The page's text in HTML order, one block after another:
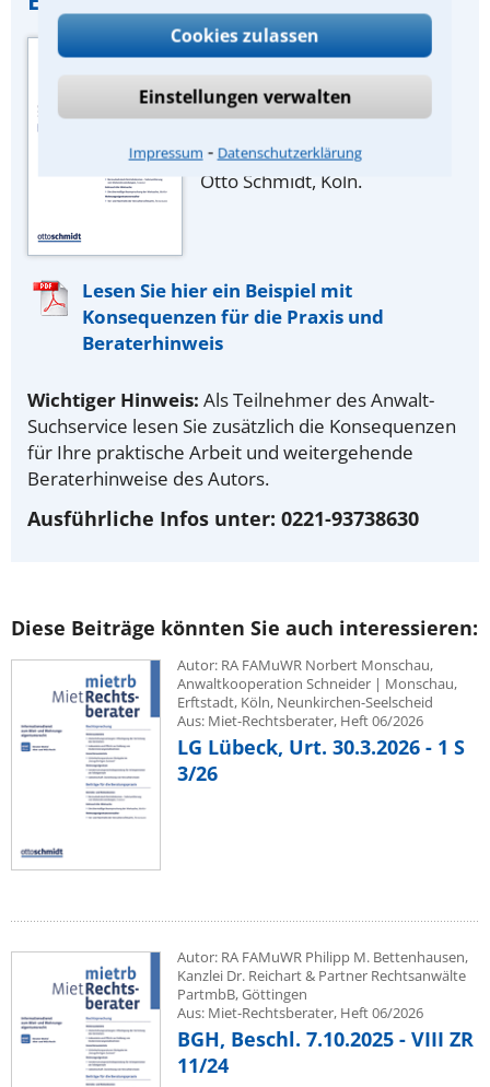
Cookies zulassen
Einstellungen verwalten
Impressum ⁃ Datenschutzerklärung
Quelle der
Urteilszusammenfassung:
Zeitschrift „Miet-
juristischen Fachverlags Dr.
Otto Schmidt, Köln.
Lesen Sie hier ein Beispiel mit
Konsequenzen für die Praxis und
Beraterhinweis
Wichtiger Hinweis: Als Teilnehmer des Anwalt-
Suchservice lesen Sie zusätzlich die Konsequenzen
für Ihre praktische Arbeit und weitergehende
Beraterhinweise des Autors.
Ausführliche Infos unter: 0221-93738630
Diese Beiträge könnten Sie auch interessieren:
Autor: RA FAMuWR Norbert Monschau,
Anwaltkooperation Schneider | Monschau,
Erftstadt, Köln, Neunkirchen-Seelscheid
Aus: Miet-Rechtsberater, Heft 06/2026
LG Lübeck, Urt. 30.3.2026 - 1 S
3/26
Autor: RA FAMuWR Philipp M. Bettenhausen,
Kanzlei Dr. Reichart & Partner Rechtsanwälte
PartmbB, Göttingen
Aus: Miet-Rechtsberater, Heft 06/2026
BGH, Beschl. 7.10.2025 - VIII ZR
11/24